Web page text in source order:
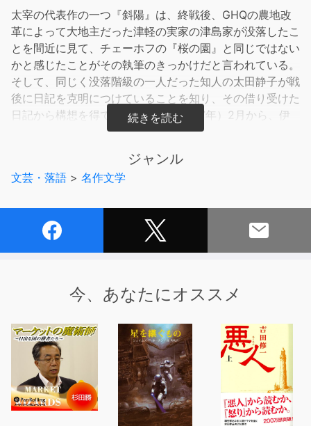
太宰の代表作の一つ『斜陽』は、終戦後、GHQの農地改
革によって大地主だった津軽の実家の津島家が没落したこ
とを間近に見て、チェーホフの『桜の園』と同じではない
かと感じたことがその執筆のきっかけだと言われている。
そして、同じく没落階級の一人だった知人の太田静子が戦
後に日記を克明につけていることを知り、その借り受けた
日記から構想を得て、昭和22年（1947年）2月から、伊
豆三津浜の旅館で書き始められた。
の子（後の作家・太田治子）を妊娠したことを告げられた
ことなどが、作品内容に色濃く投影されている感がある。
ジャンル
文芸・落語 > 名作文学
今、あなたにオススメ